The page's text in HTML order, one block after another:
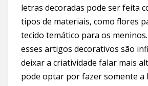
letras decoradas pode ser feita
tipos de materiais, como flores
tecido temático para os
esses artigos decorativos são
deixar a criatividade falar mais
pode optar por fazer somente a